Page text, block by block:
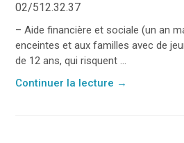
02/512.32.37
– Aide financière et sociale (un an
enceintes et aux familles avec de
de 12 ans, qui risquent ...
Continuer la lecture →